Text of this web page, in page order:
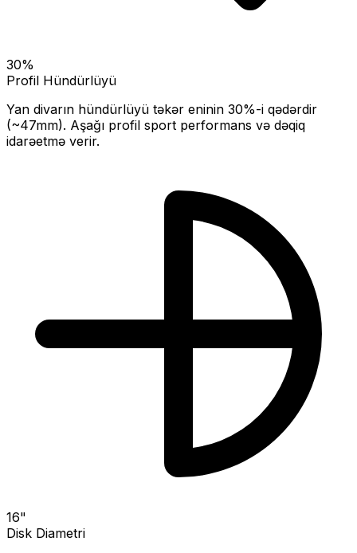
30%
Profil Hündürlüyü
Yan divarın hündürlüyü təkər eninin 30%-i qədərdir
(~47mm). Aşağı profil sport performans və dəqiq
idarəetmə verir.
16"
Disk Diametri